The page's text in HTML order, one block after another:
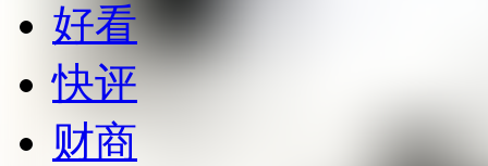
好看
快评
财商